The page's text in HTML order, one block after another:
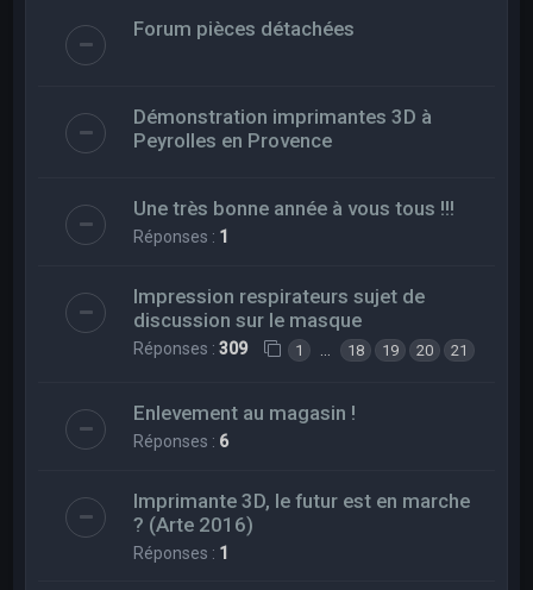
Forum pièces détachées
Démonstration imprimantes 3D à
Peyrolles en Provence
Une très bonne année à vous tous !!!
Réponses : 1
Impression respirateurs sujet de
discussion sur le masque
Réponses :309 1 18 19 20 21
Enlevement au magasin !
Réponses : 6
Imprimante 3D, le futur est en marche
? (Arte 2016)
Réponses : 1